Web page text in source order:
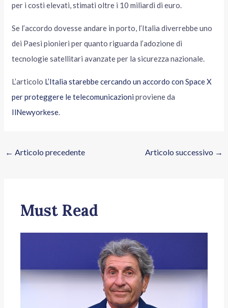
per i costi elevati, stimati oltre i 10 miliardi di euro.
Se l’accordo dovesse andare in porto, l’Italia diverrebbe uno
dei Paesi pionieri per quanto riguarda l’adozione di
tecnologie satellitari avanzate per la sicurezza nazionale.
L’articolo L’Italia starebbe cercando un accordo con Space X
per proteggere le telecomunicazioni proviene da
IlNewyorkese.
← Articolo precedente Articolo successivo →
Must Read